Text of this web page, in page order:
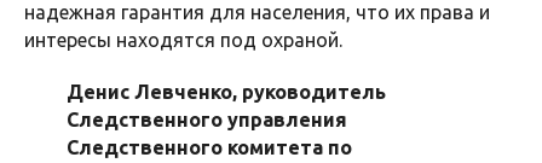
надежная гарантия для населения, что их права и
интересы находятся под охраной.
Денис Левченко, руководитель
Следственного управления
Следственного комитета по